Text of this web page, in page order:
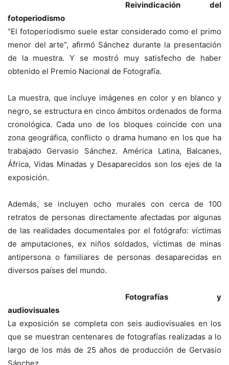
Reivindicación del
fotoperiodismo
“El fotoperiodismo suele estar considerado como el primo
menor del arte”, afirmó Sánchez durante la presentación
de la muestra. Y se mostró muy satisfecho de haber
obtenido el Premio Nacional de Fotografía.
La muestra, que incluye imágenes en color y en blanco y
negro, se estructura en cinco ámbitos ordenados de forma
cronológica. Cada uno de los bloques coincide con una
zona geográfica, conflicto o drama humano en los que ha
trabajado Gervasio Sánchez. América Latina, Balcanes,
África, Vidas Minadas y Desaparecidos son los ejes de la
exposición.
Además, se incluyen ocho murales con cerca de 100
retratos de personas directamente afectadas por algunas
de las realidades documentales por el fotógrafo: víctimas
de amputaciones, ex niños soldados, víctimas de minas
antipersona o familiares de personas desaparecidas en
diversos países del mundo.
Fotografías y
audiovisuales
La exposición se completa con seis audiovisuales en los
que se muestran centenares de fotografías realizadas a lo
largo de los más de 25 años de producción de Gervasio